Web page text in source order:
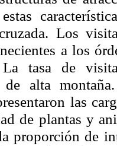
Los
a los
tasa de
de alta
las
de plantas y
proporción de